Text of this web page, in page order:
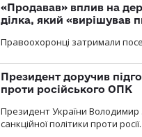
«Продавав» вплив на
ділка, який «вирішував
Правоохоронці затримали
Президент доручив
проти російського ОПК
Президент України
санкційної політики проти росії.